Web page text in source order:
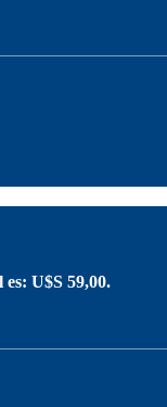
U$S 59,00.